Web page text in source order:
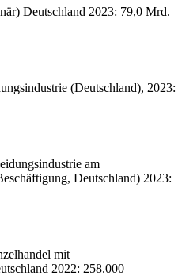
Deutschland 2023: 79,0 Mrd.
(Deutschland), 2023:
am
Deutschland) 2023:
mit
2022: 258.000